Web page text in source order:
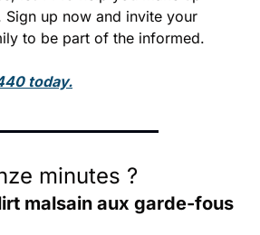
up now and invite your
to be part of the informed.
today.
minutes ?
malsain aux garde-fous